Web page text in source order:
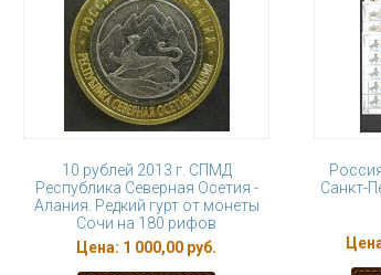
10 рублей 2013 г. СПМД
Республика Северная Осетия -
Алания. Редкий гурт от монеты
Сочи на 180 рифов
Цена: 1 000,00 руб.
Санкт-